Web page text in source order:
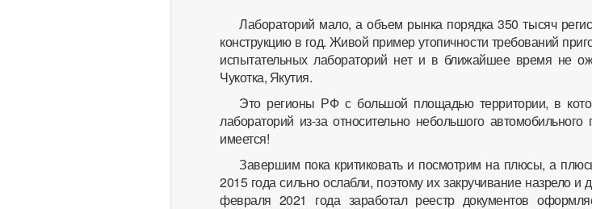
Лабораторий мало, а объем рынка порядка 350 тысяч
конструкцию в год. Живой пример утопичности требований
испытательных лабораторий нет и в ближайшее время не
Чукотка, Якутия.
Это регионы РФ с большой площадью территории, в
лабораторий из-за относительно небольшого автомобильного
имеется!
Завершим пока критиковать и посмотрим на плюсы, а
2015 года сильно ослабли, поэтому их закручивание назрело и
февраля 2021 года заработал реестр документов